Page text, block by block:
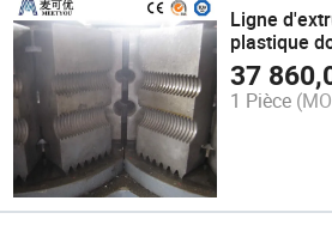
Ligne
plastique
HDPE
et les eaux
grand
37
1 Pièce